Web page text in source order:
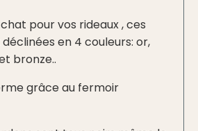
pour vos rideaux , ces
en 4 couleurs: or,
bronze..
grâce au fermoir